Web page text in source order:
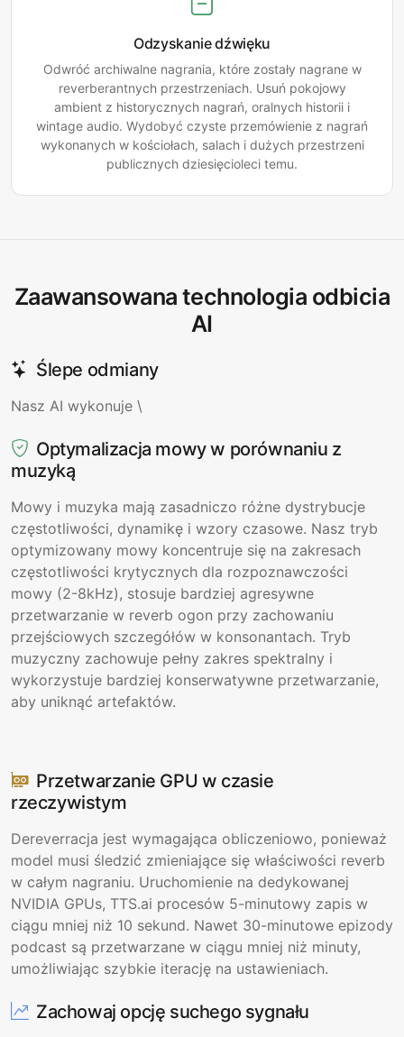
Odzyskanie dźwięku
Odwróć archiwalne nagrania, które zostały nagrane w
reverberantnych przestrzeniach. Usuń pokojowy
ambient z historycznych nagrań, oralnych historii i
wintage audio. Wydobyć czyste przemówienie z nagrań
wykonanych w kościołach, salach i dużych przestrzeni
publicznych dziesięcioleci temu.
Zaawansowana technologia odbicia
AI
Ślepe odmiany
Nasz AI wykonuje \
Optymalizacja mowy w porównaniu z
muzyką
Mowy i muzyka mają zasadniczo różne dystrybucje
częstotliwości, dynamikę i wzory czasowe. Nasz tryb
optymizowany mowy koncentruje się na zakresach
częstotliwości krytycznych dla rozpoznawczości
mowy (2-8kHz), stosuje bardziej agresywne
przetwarzanie w reverb ogon przy zachowaniu
przejściowych szczegółów w konsonantach. Tryb
muzyczny zachowuje pełny zakres spektralny i
wykorzystuje bardziej konserwatywne przetwarzanie,
aby uniknąć artefaktów.
Przetwarzanie GPU w czasie
rzeczywistym
Dereverracja jest wymagająca obliczeniowo, ponieważ
model musi śledzić zmieniające się właściwości reverb
w całym nagraniu. Uruchomienie na dedykowanej
NVIDIA GPUs, TTS.ai procesów 5-minutowy zapis w
ciągu mniej niż 10 sekund. Nawet 30-minutowe epizody
podcast są przetwarzane w ciągu mniej niż minuty,
umożliwiając szybkie iterację na ustawieniach.
Zachowaj opcję suchego sygnału